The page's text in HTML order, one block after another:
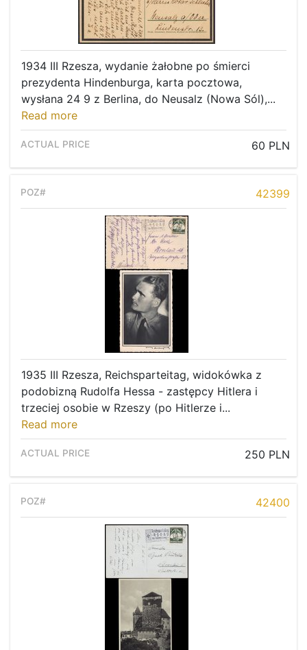
1934 III Rzesza, wydanie żałobne po śmierci
prezydenta Hindenburga, karta pocztowa,
wysłana 24 9 z Berlina, do Neusalz (Nowa Sól),...
Read more
60 PLN
42399
1935 III Rzesza, Reichsparteitag, widokówka z
podobizną Rudolfa Hessa - zastępcy Hitlera i
trzeciej osobie w Rzeszy (po Hitlerze i...
Read more
250 PLN
42400